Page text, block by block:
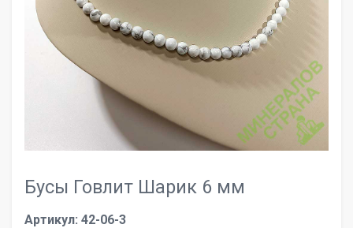
Бусы Говлит Шарик 6 мм
Артикул: 42-06-3